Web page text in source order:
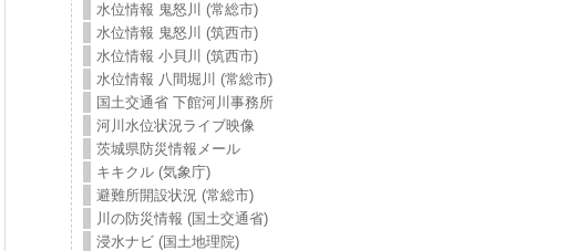
水位情報 鬼怒川 (常総市)
水位情報 鬼怒川 (筑西市)
水位情報 小貝川 (筑西市)
水位情報 八間堀川 (常総市)
国土交通省 下館河川事務所
河川水位状況ライブ映像
茨城県防災情報メール
キキクル (気象庁)
避難所開設状況 (常総市)
川の防災情報 (国土交通省)
浸水ナビ (国土地理院)